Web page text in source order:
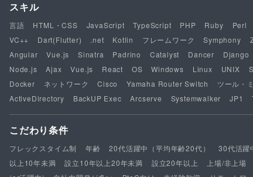
スキル
言語 HTML・CSS JavaScript TypeScript PHP Ruby Perl
VC++
Dart(Flutter) .net Kotlin フレームワーク Symphony
Angular
Vue.js Sinatra Padrino Catalyst Dancer Django
Node.js
Ajax Vue.js React OS Windows Linux UNIX
Docker
ネットワーク Cisco Yamaha Router Switch ツール・
ActiveDirectory
BackUP Exec Arcserve Systemwalker JP1
こだわり条件
フレックスタイム制 年齢 20代活躍中（平均年齢20代） 30代活躍
以上10年未満
設立10年以上20年未満 設立20年以上 上場/非上場